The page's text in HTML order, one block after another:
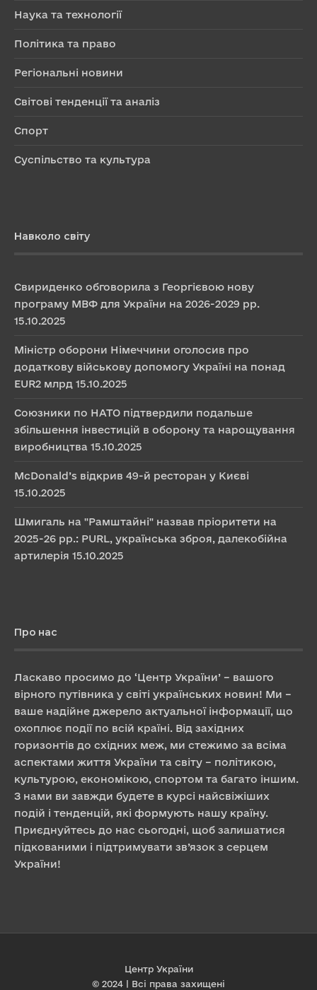
Наука та технології
Політика та право
Регіональні новини
Світові тенденції та аналіз
Спорт
Суспільство та культура
Навколо світу
Свириденко обговорила з Георгієвою нову
програму МВФ для України на 2026-2029 рр.
15.10.2025
Міністр оборони Німеччини оголосив про
додаткову військову допомогу Україні на понад
EUR2 млрд 15.10.2025
Союзники по НАТО підтвердили подальше
збільшення інвестицій в оборону та нарощування
виробництва 15.10.2025
McDonald’s відкрив 49-й ресторан у Києві
15.10.2025
Шмигаль на "Рамштайні" назвав пріоритети на
2025-26 рр.: PURL, українська зброя, далекобійна
артилерія 15.10.2025
Про нас
Ласкаво просимо до ‘Центр України’ – вашого
вірного путівника у світі українських новин! Ми –
ваше надійне джерело актуальної інформації, що
охоплює події по всій країні. Від західних
горизонтів до східних меж, ми стежимо за всіма
аспектами життя України та світу – політикою,
культурою, економікою, спортом та багато іншим.
З нами ви завжди будете в курсі найсвіжіших
подій і тенденцій, які формують нашу країну.
Приєднуйтесь до нас сьогодні, щоб залишатися
підкованими і підтримувати зв’язок з серцем
України!
Центр України
© 2024 | Всі права захищені